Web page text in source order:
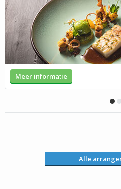
Alle
Meer informatie